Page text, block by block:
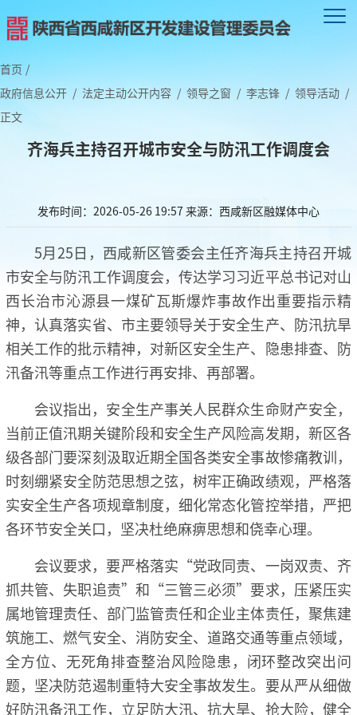
首页 /
政府信息公开 / 法定主动公开内容 / 领导之窗 / 李志锋 / 领导活动 /
正文
齐海兵主持召开城市安全与防汛工作调度会
发布时间：2026-05-26 19:57 来源：西咸新区融媒体中心
5月25日，西咸新区管委会主任齐海兵主持召开城
市安全与防汛工作调度会，传达学习习近平总书记对山
西长治市沁源县一煤矿瓦斯爆炸事故作出重要指示精
神，认真落实省、市主要领导关于安全生产、防汛抗旱
相关工作的批示精神，对新区安全生产、隐患排查、防
汛备汛等重点工作进行再安排、再部署。
会议指出，安全生产事关人民群众生命财产安全，
当前正值汛期关键阶段和安全生产风险高发期，新区各
级各部门要深刻汲取近期全国各类安全事故惨痛教训，
时刻绷紧安全防范思想之弦，树牢正确政绩观，严格落
实安全生产各项规章制度，细化常态化管控举措，严把
各环节安全关口，坚决杜绝麻痹思想和侥幸心理。
会议要求，要严格落实“党政同责、一岗双责、齐
抓共管、失职追责”和“三管三必须”要求，压紧压实
属地管理责任、部门监管责任和企业主体责任，聚焦建
筑施工、燃气安全、消防安全、道路交通等重点领域，
全方位、无死角排查整治风险隐患，闭环整改突出问
题，坚决防范遏制重特大安全事故发生。要从严从细做
好防汛备汛工作，立足防大汛、抗大旱、抢大险，健全